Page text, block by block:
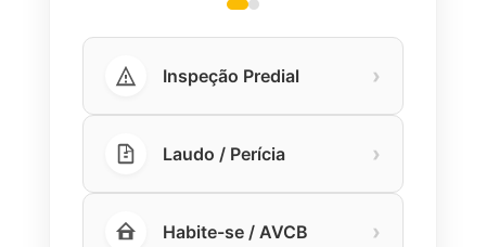
Inspeção Predial ›
Laudo / Perícia ›
Habite-se / AVCB ›